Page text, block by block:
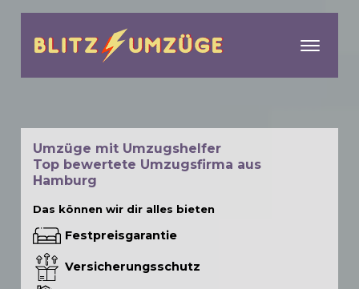
Umzüge mit Umzugshelfer
Top bewertete Umzugsfirma aus
Hamburg
Das können wir dir alles bieten
Festpreisgarantie
Versicherungsschutz